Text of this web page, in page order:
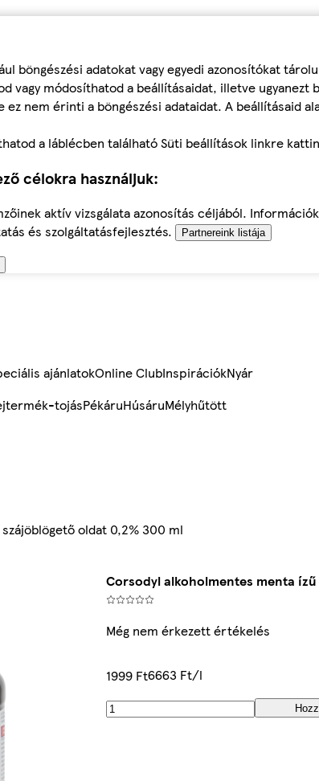
böngészési adatokat vagy egyedi azonosítókat
vagy módosíthatod a beállításaidat, illetve ugyanezt
nem érinti a böngészési adataidat. A beállításaid
a láblécben található Süti beállítások linkre
célokra használjuk:
aktív vizsgálata azonosítás céljából.
és szolgáltatásfejlesztés.
Partnereink listája
ajánlatokOnline ClubInspirációkNyár
tojásPékáruHúsáruMélyhűtött
oldat 0,2% 300 ml
Corsodyl alkoholmentes menta
Még nem érkezett értékelés
1999 Ft6663 Ft/l